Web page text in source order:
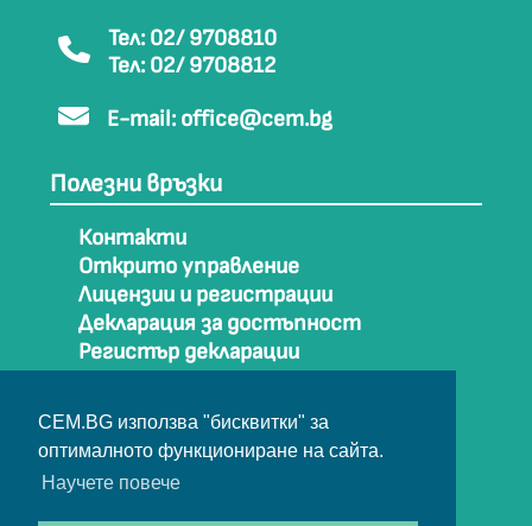
CEM.BG използва "бисквитки" за
оптималното функциониране на сайта.
Научете повече
Тел: 02/ 9708810
Тел: 02/ 9708812
E-mail: office@cem.bg
Полезни връзки
Контакти
Открито управление
Лицензии и регистрации
Декларация за достъпност
Регистър декларации
Карта на сайта
Архив